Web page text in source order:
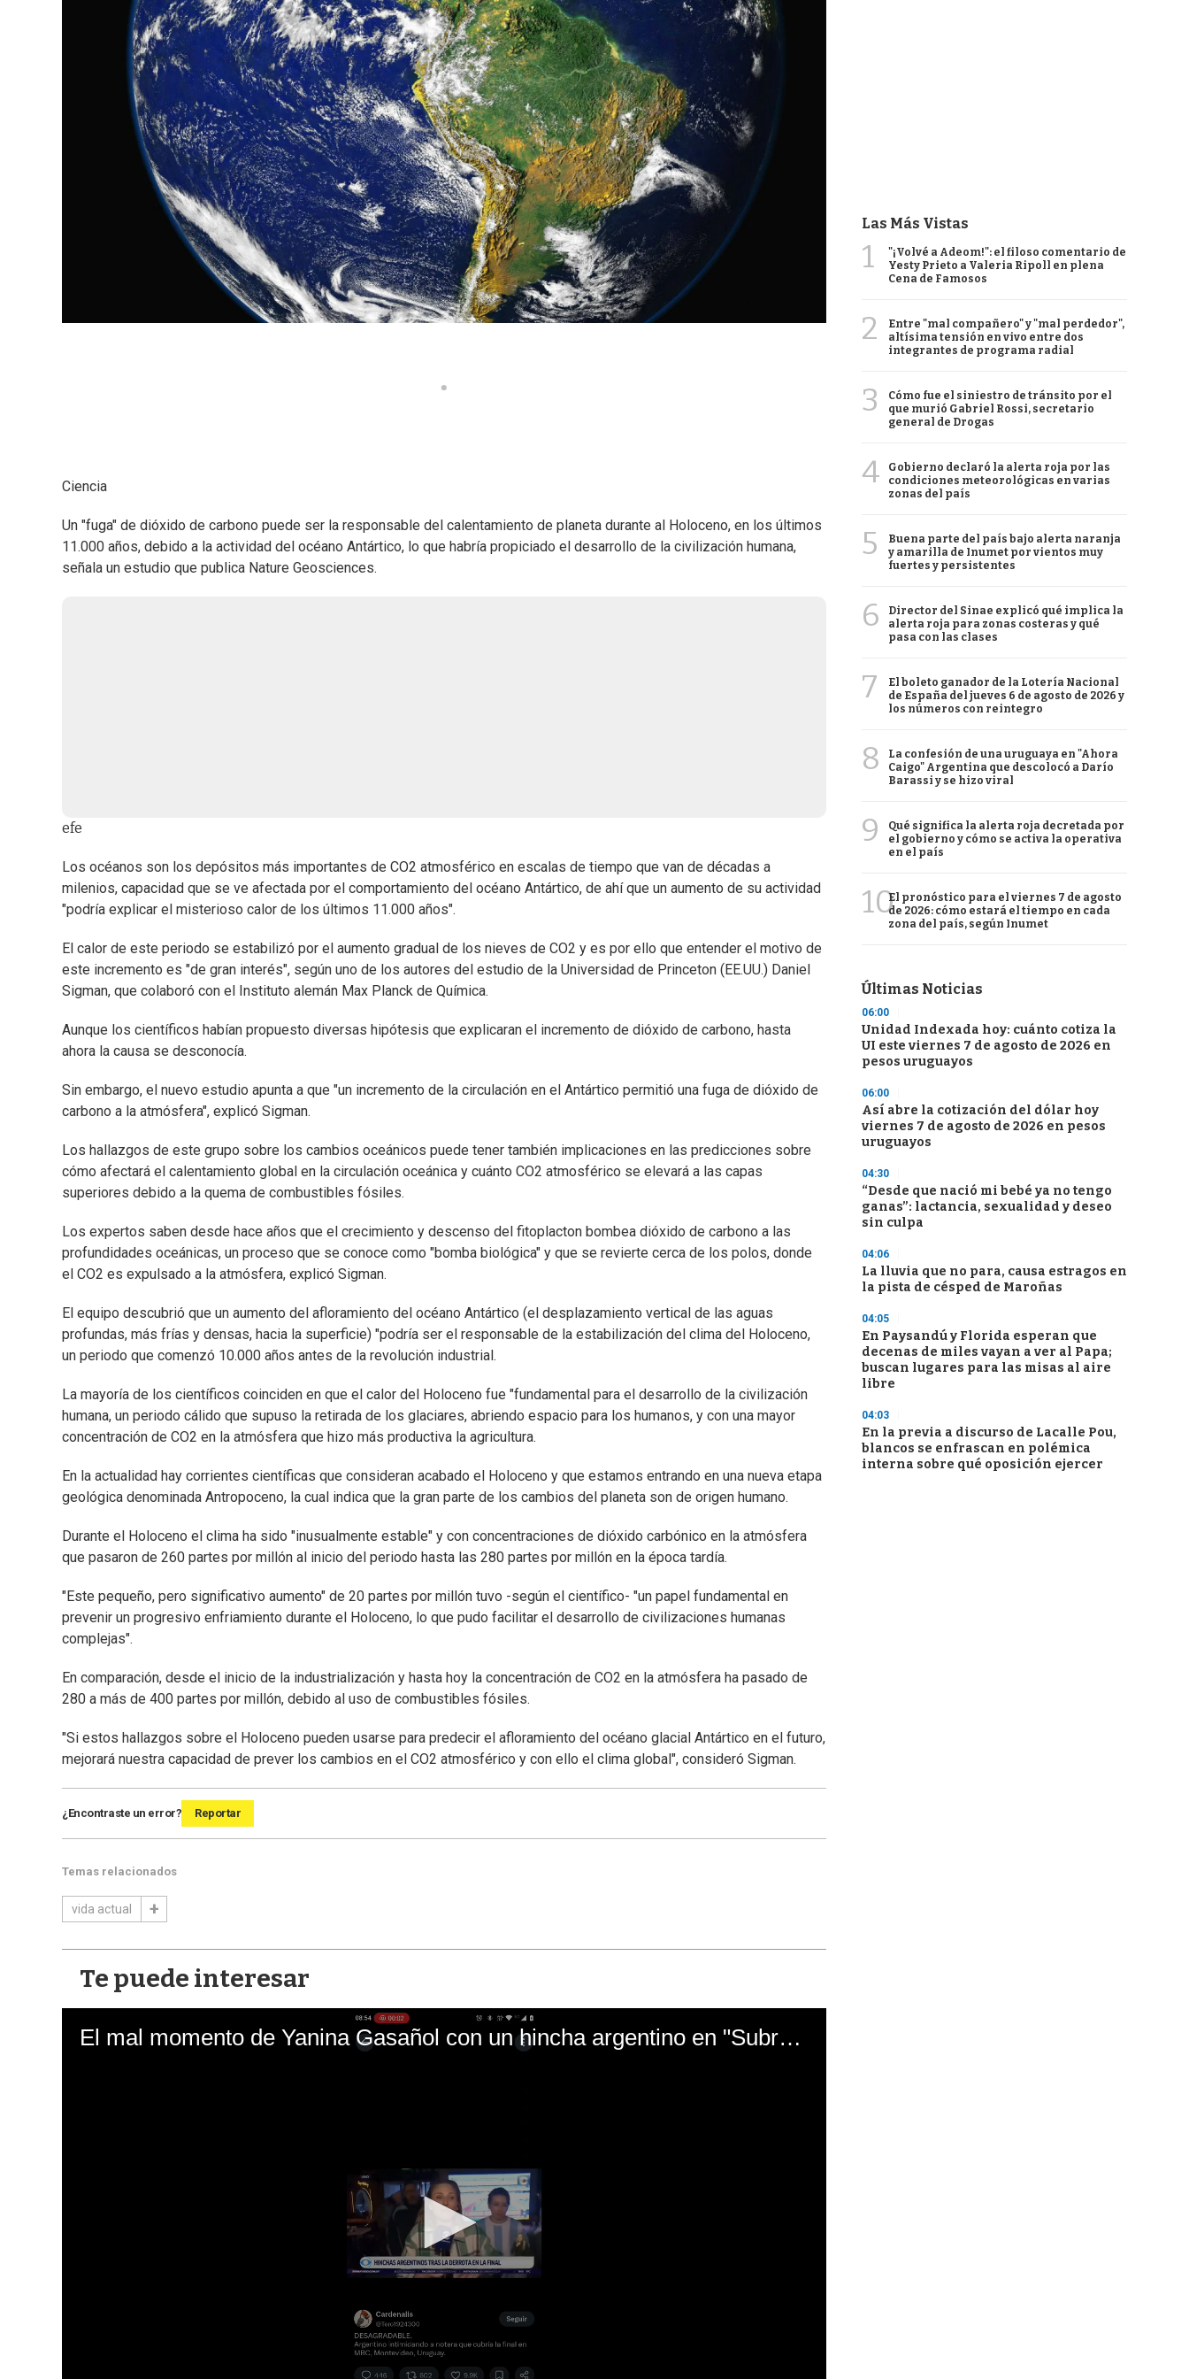
Ciencia
Un "fuga" de dióxido de carbono puede ser la responsable del calentamiento de planeta durante al Holoceno, en los últimos
11.000 años, debido a la actividad del océano Antártico, lo que habría propiciado el desarrollo de la civilización humana,
señala un estudio que publica Nature Geosciences.
efe
Los océanos son los depósitos más importantes de CO2 atmosférico en escalas de tiempo que van de décadas a
milenios, capacidad que se ve afectada por el comportamiento del océano Antártico, de ahí que un aumento de su actividad
"podría explicar el misterioso calor de los últimos 11.000 años".
El calor de este periodo se estabilizó por el aumento gradual de los nieves de CO2 y es por ello que entender el motivo de
este incremento es "de gran interés", según uno de los autores del estudio de la Universidad de Princeton (EE.UU.) Daniel
Sigman, que colaboró con el Instituto alemán Max Planck de Química.
Aunque los científicos habían propuesto diversas hipótesis que explicaran el incremento de dióxido de carbono, hasta
ahora la causa se desconocía.
Sin embargo, el nuevo estudio apunta a que "un incremento de la circulación en el Antártico permitió una fuga de dióxido de
carbono a la atmósfera", explicó Sigman.
Los hallazgos de este grupo sobre los cambios oceánicos puede tener también implicaciones en las predicciones sobre
cómo afectará el calentamiento global en la circulación oceánica y cuánto CO2 atmosférico se elevará a las capas
superiores debido a la quema de combustibles fósiles.
Los expertos saben desde hace años que el crecimiento y descenso del fitoplacton bombea dióxido de carbono a las
profundidades oceánicas, un proceso que se conoce como "bomba biológica" y que se revierte cerca de los polos, donde
el CO2 es expulsado a la atmósfera, explicó Sigman.
El equipo descubrió que un aumento del afloramiento del océano Antártico (el desplazamiento vertical de las aguas
profundas, más frías y densas, hacia la superficie) "podría ser el responsable de la estabilización del clima del Holoceno,
un periodo que comenzó 10.000 años antes de la revolución industrial.
La mayoría de los científicos coinciden en que el calor del Holoceno fue "fundamental para el desarrollo de la civilización
humana, un periodo cálido que supuso la retirada de los glaciares, abriendo espacio para los humanos, y con una mayor
concentración de CO2 en la atmósfera que hizo más productiva la agricultura.
En la actualidad hay corrientes científicas que consideran acabado el Holoceno y que estamos entrando en una nueva etapa
geológica denominada Antropoceno, la cual indica que la gran parte de los cambios del planeta son de origen humano.
Durante el Holoceno el clima ha sido "inusualmente estable" y con concentraciones de dióxido carbónico en la atmósfera
que pasaron de 260 partes por millón al inicio del periodo hasta las 280 partes por millón en la época tardía.
"Este pequeño, pero significativo aumento" de 20 partes por millón tuvo -según el científico- "un papel fundamental en
prevenir un progresivo enfriamiento durante el Holoceno, lo que pudo facilitar el desarrollo de civilizaciones humanas
complejas".
En comparación, desde el inicio de la industrialización y hasta hoy la concentración de CO2 en la atmósfera ha pasado de
280 a más de 400 partes por millón, debido al uso de combustibles fósiles.
"Si estos hallazgos sobre el Holoceno pueden usarse para predecir el afloramiento del océano glacial Antártico en el futuro,
mejorará nuestra capacidad de prever los cambios en el CO2 atmosférico y con ello el clima global", consideró Sigman.
¿Encontraste un error? Reportar
Temas relacionados
vida actual
Te puede interesar
El mal momento de Yanina Gasañol con un hincha argentino en "Subrayado"
Las Más Vistas
1
"¡Volvé a Adeom!": el filoso comentario de
Yesty Prieto a Valeria Ripoll en plena
Cena de Famosos
2
Entre "mal compañero" y "mal perdedor",
altísima tensión en vivo entre dos
integrantes de programa radial
3
Cómo fue el siniestro de tránsito por el
que murió Gabriel Rossi, secretario
general de Drogas
4
Gobierno declaró la alerta roja por las
condiciones meteorológicas en varias
zonas del país
5
Buena parte del país bajo alerta naranja
y amarilla de Inumet por vientos muy
fuertes y persistentes
6
Director del Sinae explicó qué implica la
alerta roja para zonas costeras y qué
pasa con las clases
7
El boleto ganador de la Lotería Nacional
de España del jueves 6 de agosto de 2026 y
los números con reintegro
8
La confesión de una uruguaya en "Ahora
Caigo" Argentina que descolocó a Darío
Barassi y se hizo viral
9
Qué significa la alerta roja decretada por
el gobierno y cómo se activa la operativa
en el país
10El pronóstico para el viernes 7 de agosto
de 2026: cómo estará el tiempo en cada
zona del país, según Inumet
Últimas Noticias
06:00
Unidad Indexada hoy: cuánto cotiza la
UI este viernes 7 de agosto de 2026 en
pesos uruguayos
06:00
Así abre la cotización del dólar hoy
viernes 7 de agosto de 2026 en pesos
uruguayos
04:30
“Desde que nació mi bebé ya no tengo
ganas”: lactancia, sexualidad y deseo
sin culpa
04:06
La lluvia que no para, causa estragos en
la pista de césped de Maroñas
04:05
En Paysandú y Florida esperan que
decenas de miles vayan a ver al Papa;
buscan lugares para las misas al aire
libre
04:03
En la previa a discurso de Lacalle Pou,
blancos se enfrascan en polémica
interna sobre qué oposición ejercer